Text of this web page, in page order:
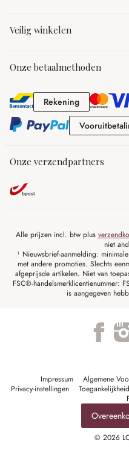
Veilig winkelen
Onze betaalmethoden
RekeningRekening
Onze verzendpartners
Alle prijzen incl. btw plus
niet
¹ Nieuwsbrief-aanmelding:
met andere promoties. Slechts
afgeprijsde artikelen. Niet van
FSC®-handelsmerklicentienummer:
is aangegeven
Impressum Algemene
Privacy-instellingen
© 2026